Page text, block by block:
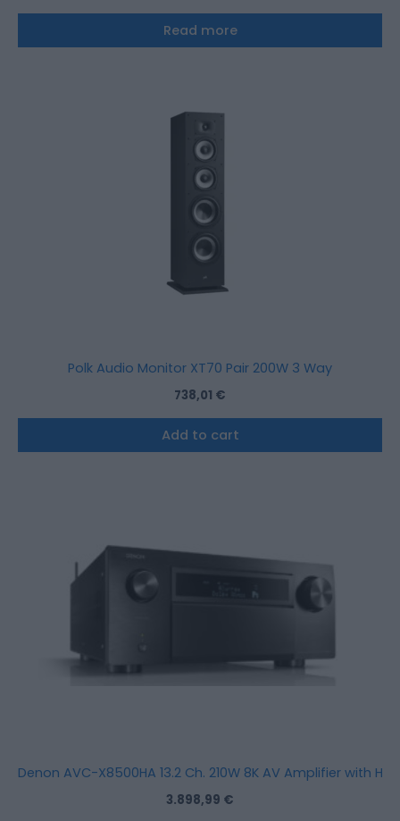
Read more
Polk Audio Monitor XT70 Pair 200W 3 Way
738,01 €
Add to cart
Denon AVC-X8500HA 13.2 Ch. 210W 8K AV Amplifier with
3.898,99 €